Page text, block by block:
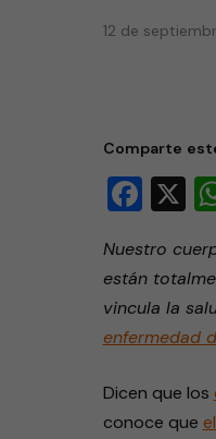
12 de
Comparte
X
Nuestro
están
vincula la
enfermedad
Dicen que los
conoce que